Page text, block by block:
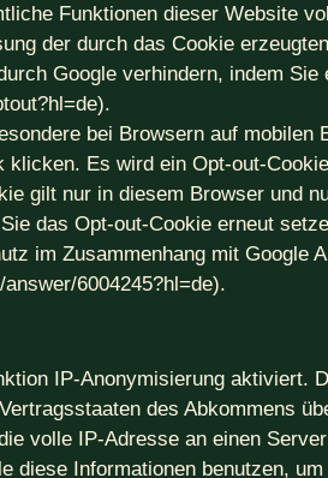
Funktionen dieser Website
der durch das Cookie
Google verhindern, indem
bei Browsern auf
klicken. Es wird ein Opt-out-
gilt nur in diesem Browser und
das Opt-out-Cookie erneut
im Zusammenhang mit Google
6004245?hl=de).
IP-Anonymisierung aktiviert.
des Abkommens
volle IP-Adresse an einen
diese Informationen benutzen,